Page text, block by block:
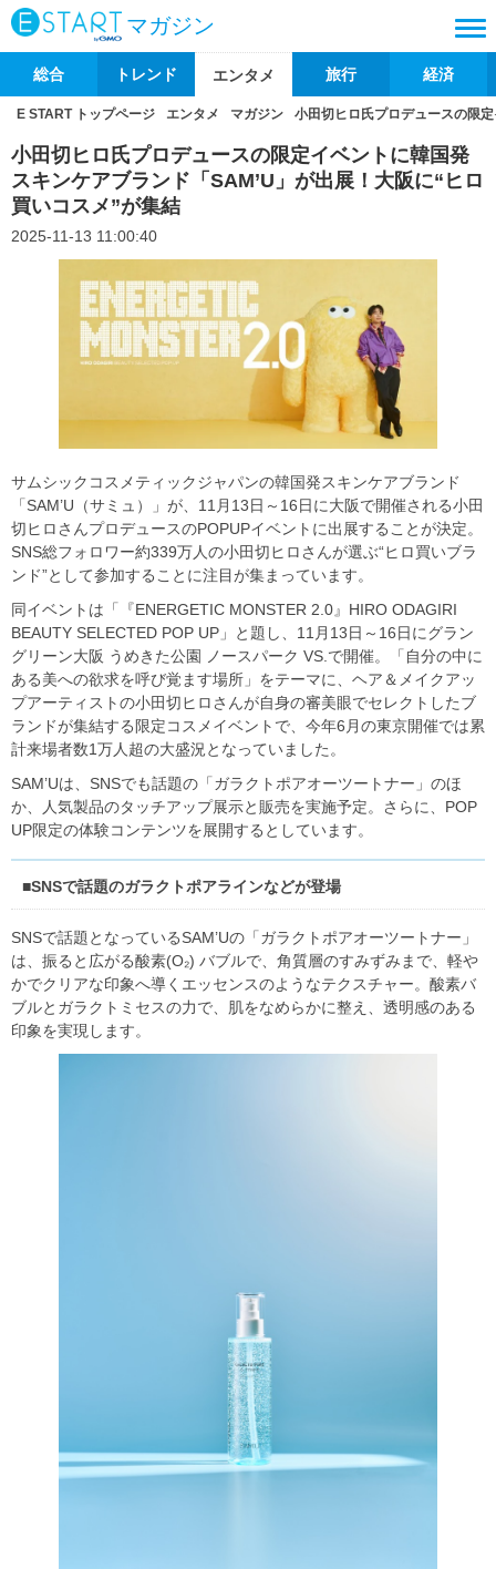
マガジン
総合 トレンド エンタメ 旅行 経済
E START トップページ エンタメ マガジン 小田切ヒロ氏プロデュースの限
小田切ヒロ氏プロデュースの限定イベントに韓国発
スキンケアブランド「SAM’U」が出展！大阪に“ヒロ
買いコスメ”が集結
2025-11-13 11:00:40
サムシックコスメティックジャパンの韓国発スキンケアブランド
「SAM’U（サミュ）」が、11月13日～16日に大阪で開催される小田
切ヒロさんプロデュースのPOPUPイベントに出展することが決定。
SNS総フォロワー約339万人の小田切ヒロさんが選ぶ“ヒロ買いブラ
ンド”として参加することに注目が集まっています。
同イベントは「『ENERGETIC MONSTER 2.0』HIRO ODAGIRI
BEAUTY SELECTED POP UP」と題し、11月13日～16日にグラン
グリーン大阪 うめきた公園 ノースパーク VS.で開催。「自分の中に
ある美への欲求を呼び覚ます場所」をテーマに、ヘア＆メイクアッ
プアーティストの小田切ヒロさんが自身の審美眼でセレクトしたブ
ランドが集結する限定コスメイベントで、今年6月の東京開催では累
計来場者数1万人超の大盛況となっていました。
SAM’Uは、SNSでも話題の「ガラクトポアオーツートナー」のほ
か、人気製品のタッチアップ展示と販売を実施予定。さらに、POP
UP限定の体験コンテンツを展開するとしています。
■SNSで話題のガラクトポアラインなどが登場
SNSで話題となっているSAM’Uの「ガラクトポアオーツートナー」
は、振ると広がる酸素(O₂) バブルで、角質層のすみずみまで、軽や
かでクリアな印象へ導くエッセンスのようなテクスチャー。酸素バ
ブルとガラクトミセスの力で、肌をなめらかに整え、透明感のある
印象を実現します。